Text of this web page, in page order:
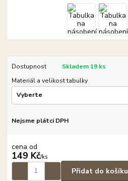
Dostupnost
Skladem 19 ks
Materiál a velikost tabulky
Nejsme plátci DPH
cena od
149 Kč/ks
Přidat do košíku